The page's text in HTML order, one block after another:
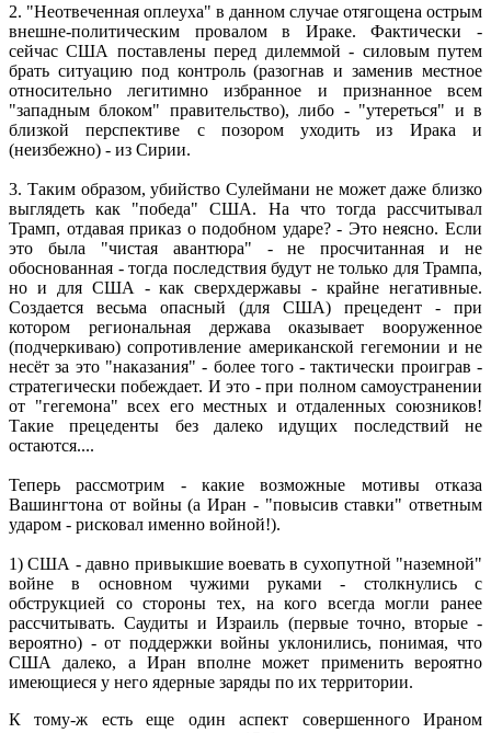
2. "Неотвеченная оплеуха" в данном случае отягощена острым
внешне-политическим провалом в Ираке. Фактически -
сейчас США поставлены перед дилеммой - силовым путем
брать ситуацию под контроль (разогнав и заменив местное
относительно легитимно избранное и признанное всем
"западным блоком" правительство), либо - "утереться" и в
близкой перспективе с позором уходить из Ирака и
(неизбежно) - из Сирии.
3. Таким образом, убийство Сулеймани не может даже близко
выглядеть как "победа" США. На что тогда рассчитывал
Трамп, отдавая приказ о подобном ударе? - Это неясно. Если
это была "чистая авантюра" - не просчитанная и не
обоснованная - тогда последствия будут не только для Трампа,
но и для США - как сверхдержавы - крайне негативные.
Создается весьма опасный (для США) прецедент - при
котором региональная держава оказывает вооруженное
(подчеркиваю) сопротивление американской гегемонии и не
несёт за это "наказания" - более того - тактически проиграв -
стратегически побеждает. И это - при полном самоустранении
от "гегемона" всех его местных и отдаленных союзников!
Такие прецеденты без далеко идущих последствий не
остаются....
Теперь рассмотрим - какие возможные мотивы отказа
Вашингтона от войны (а Иран - "повысив ставки" ответным
ударом - рисковал именно войной!).
1) США - давно привыкшие воевать в сухопутной "наземной"
войне в основном чужими руками - столкнулись с
обструкцией со стороны тех, на кого всегда могли ранее
рассчитывать. Саудиты и Израиль (первые точно, вторые -
вероятно) - от поддержки войны уклонились, понимая, что
США далеко, а Иран вполне может применить вероятно
имеющиеся у него ядерные заряды по их территории.
К тому-ж есть еще один аспект совершенного Ираном